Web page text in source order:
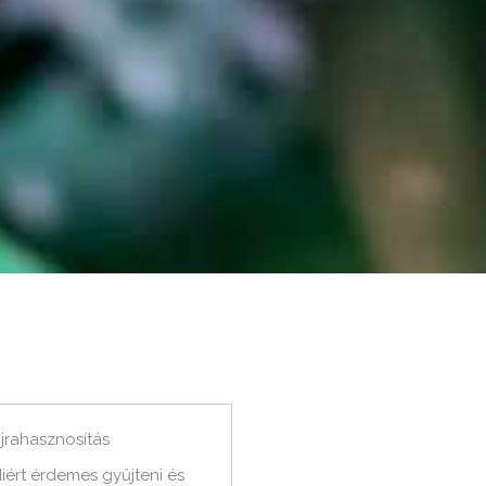
érdemes gyűjteni és